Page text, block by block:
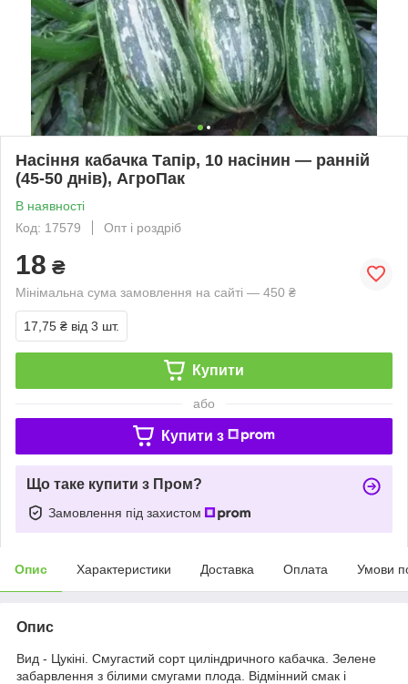
Насіння кабачка Тапір, 10 насінин — ранній
(45-50 днів), АгроПак
В наявності
Код: 17579
Опт і роздріб
18 ₴
Мінімальна сума замовлення на сайті — 450 ₴
17,75 ₴ від 3 шт.
Купити
або
Купити з
Що таке купити з Пром?
Замовлення під захистом
Опис Характеристики Доставка Оплата Умови
Опис
Вид - Цукіні. Смугастий сорт циліндричного кабачка. Зелене
забарвлення з білими смугами плода. Відмінний смак і